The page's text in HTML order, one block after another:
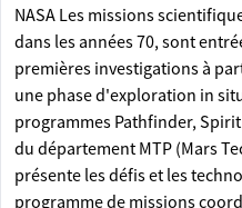
NASA Les missions
dans les années 70, sont
premières investigations à
une phase d'exploration in
programmes Pathfinder,
du département MTP (Mars
présente les défis et les
programme de missions